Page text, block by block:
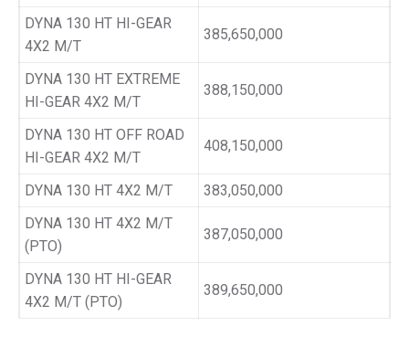
DYNA 130 HT HI-GEAR
4X2 M/T
385,650,000
DYNA 130 HT EXTREME
HI-GEAR 4X2 M/T
388,150,000
DYNA 130 HT OFF ROAD
HI-GEAR 4X2 M/T
408,150,000
DYNA 130 HT 4X2 M/T
383,050,000
DYNA 130 HT 4X2 M/T
(PTO)
387,050,000
DYNA 130 HT HI-GEAR
4X2 M/T (PTO)
389,650,000